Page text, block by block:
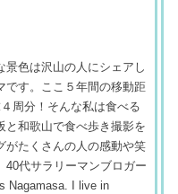
景色は沢山の人にシェアし
です。ここ５年間の移動距
周分！そんな私は食べる
と和歌山で食べ歩き撮影を
がたくさんの人の感動や笑
40代サラリーマンブロガー
Nagamasa. I live in